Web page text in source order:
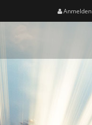
Anmelden